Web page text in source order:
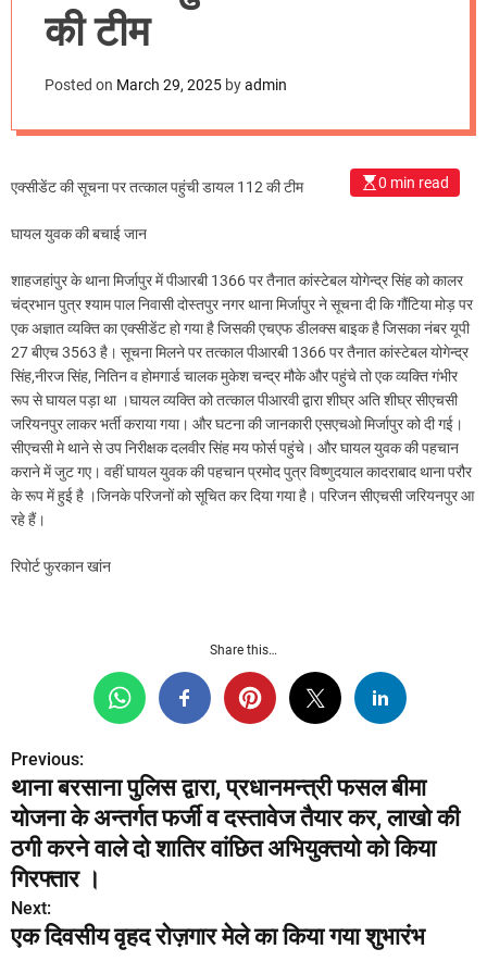
की टीम
Posted on March 29, 2025 byadmin
0 min read
एक्सीडेंट की सूचना पर तत्काल पहुंची डायल 112 की टीम
घायल युवक की बचाई जान
शाहजहांपुर के थाना मिर्जापुर में पीआरबी 1366 पर तैनात कांस्टेबल योगेन्द्र सिंह को कालर
चंद्रभान पुत्र श्याम पाल निवासी दोस्तपुर नगर थाना मिर्जापुर ने सूचना दी कि गौंटिया मोड़ पर
एक अज्ञात व्यक्ति का एक्सीडेंट हो गया है जिसकी एचएफ डीलक्स बाइक है जिसका नंबर यूपी
27 बीएच 3563 है। सूचना मिलने पर तत्काल पीआरबी 1366 पर तैनात कांस्टेबल योगेन्द्र
सिंह,नीरज सिंह, नितिन व होमगार्ड चालक मुकेश चन्द्र मौके और पहुंचे तो एक व्यक्ति गंभीर
रूप से घायल पड़ा था ।घायल व्यक्ति को तत्काल पीआरवी द्वारा शीघ्र अति शीघ्र सीएचसी
जरियनपुर लाकर भर्ती कराया गया। और घटना की जानकारी एसएचओ मिर्जापुर को दी गई।
सीएचसी मे थाने से उप निरीक्षक दलवीर सिंह मय फोर्स पहुंचे। और घायल युवक की पहचान
कराने में जुट गए। वहीं घायल युवक की पहचान प्रमोद पुत्र विष्णुदयाल कादराबाद थाना परौर
के रूप में हुई है ।जिनके परिजनों को सूचित कर दिया गया है। परिजन सीएचसी जरियनपुर आ
रहे हैं।
रिपोर्ट फुरकान खांन
Share this…
P
o
s
t
n
Previous:
थाना बरसाना पुलिस द्वारा, प्रधानमन्त्री फसल बीमा
योजना के अन्तर्गत फर्जी व दस्तावेज तैयार कर, लाखो की
ठगी करने वाले दो शातिर वांछित अभियुक्तयो को किया
गिरफ्तार ।
Next:
एक दिवसीय वृहद रोज़गार मेले का किया गया शुभारंभ